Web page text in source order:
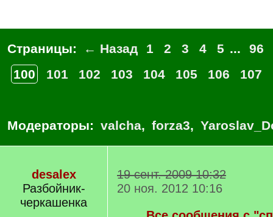
Страницы: ← Назад 1 2 3 4 5 ...
96
100
101 102 103 104 105 106 107
Модераторы: valcha, forza3,
desalex
Разбойник-
черкашенка
19 сент. 2009 10:32
20 ноя. 2012 10:16